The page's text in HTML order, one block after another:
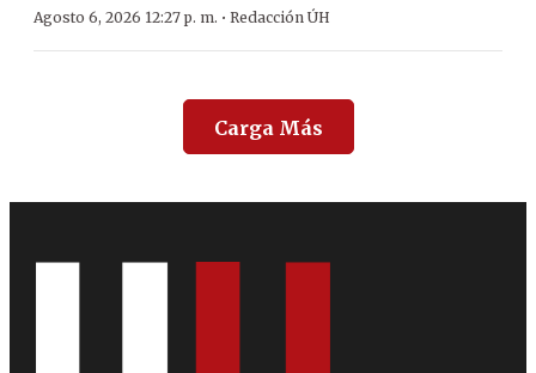
Agosto 6, 2026 12:27 p. m. · Redacción ÚH
Carga Más